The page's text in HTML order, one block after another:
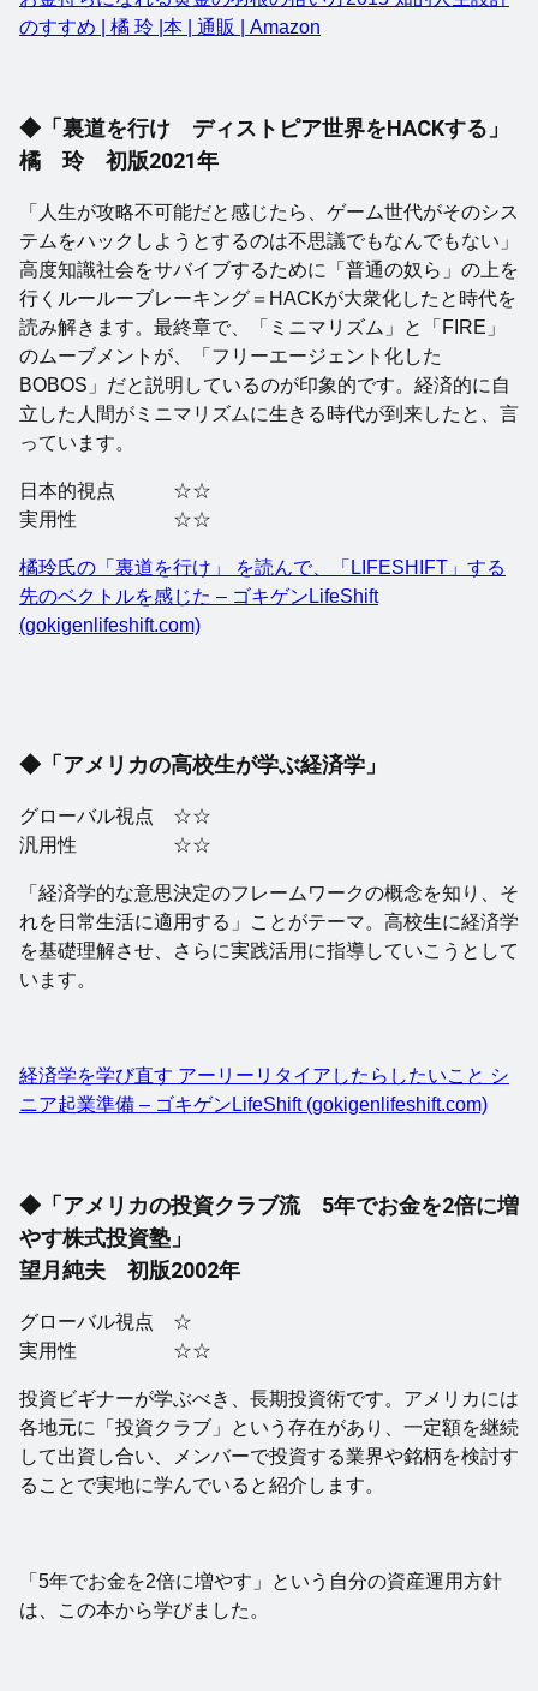
のすすめ | 橘 玲 |本 | 通販 | Amazon
◆「裏道を行け ディストピア世界をHACKする」
橘 玲 初版2021年
「人生が攻略不可能だと感じたら、ゲーム世代がそのシス
テムをハックしようとするのは不思議でもなんでもない」
高度知識社会をサバイブするために「普通の奴ら」の上を
行くルールーブレーキング＝HACKが大衆化したと時代を
読み解きます。最終章で、「ミニマリズム」と「FIRE」
のムーブメントが、「フリーエージェント化した
BOBOS」だと説明しているのが印象的です。経済的に自
立した人間がミニマリズムに生きる時代が到来したと、言
っています。
日本的視点 ☆☆
実用性 ☆☆
橘玲氏の「裏道を行け」 を読んで、「LIFESHIFT」する
先のベクトルを感じた – ゴキゲンLifeShift
(gokigenlifeshift.com)
◆「アメリカの高校生が学ぶ経済学」
グローバル視点 ☆☆
汎用性 ☆☆
「経済学的な意思決定のフレームワークの概念を知り、そ
れを日常生活に適用する」ことがテーマ。高校生に経済学
を基礎理解させ、さらに実践活用に指導していこうとして
います。
経済学を学び直す アーリーリタイアしたらしたいこと シ
ニア起業準備 – ゴキゲンLifeShift (gokigenlifeshift.com)
◆「アメリカの投資クラブ流 5年でお金を2倍に増
やす株式投資塾」
望月純夫 初版2002年
グローバル視点 ☆
実用性 ☆☆
投資ビギナーが学ぶべき、長期投資術です。アメリカには
各地元に「投資クラブ」という存在があり、一定額を継続
して出資し合い、メンバーで投資する業界や銘柄を検討す
ることで実地に学んでいると紹介します。
「5年でお金を2倍に増やす」という自分の資産運用方針
は、この本から学びました。